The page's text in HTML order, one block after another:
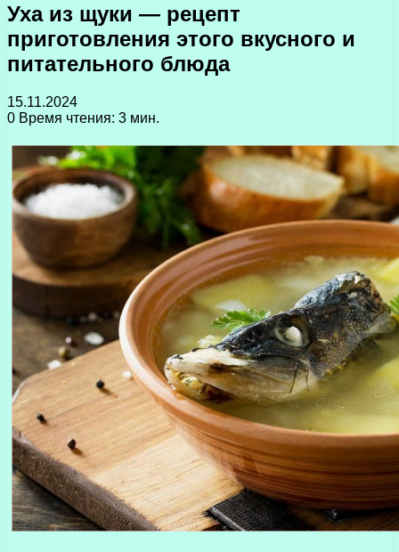
Уха из щуки — рецепт
приготовления этого вкусного и
питательного блюда
15.11.2024
0 Время чтения: 3 мин.